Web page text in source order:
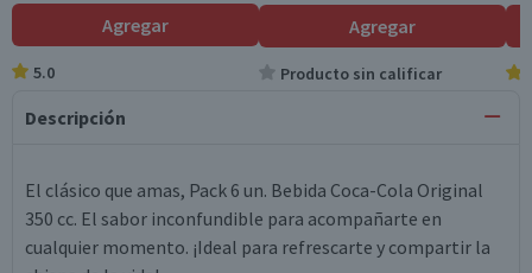
Agregar
5.0
Agregar
Producto sin calificar
Descripción
El clásico que amas, Pack 6 un. Bebida Coca-Cola Original
350 cc. El sabor inconfundible para acompañarte en
cualquier momento. ¡Ideal para refrescarte y compartir la